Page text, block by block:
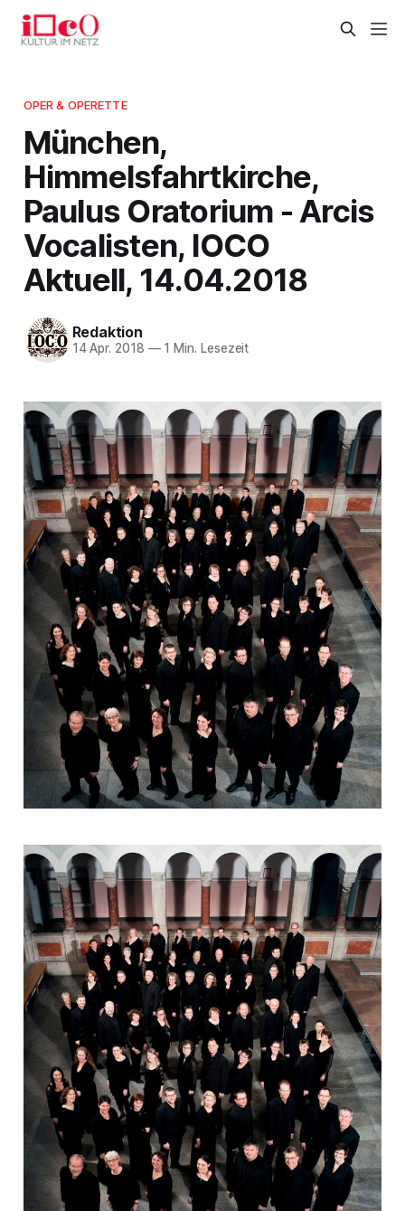
OPER & OPERETTE
München,
Himmelsfahrtkirche,
Paulus Oratorium - Arcis
Vocalisten, IOCO
Aktuell, 14.04.2018
Redaktion
14 Apr. 2018 —1 Min. Lesezeit